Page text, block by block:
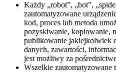
Każdy „robot”, „bot”,
zautomatyzowane
kod, proces lub metoda
pozyskiwanie, kopiowanie,
publikowanie jakiejkolwiek
danych, zawartości,
jest możliwy za
Wszelkie zautomatyzowane